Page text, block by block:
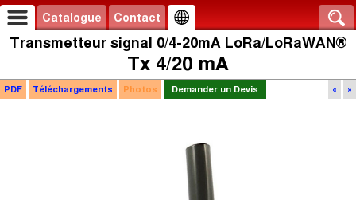
Catalogue Contact
Transmetteur signal 0/4-20mA LoRa/LoRaWAN®
Tx 4/20 mA
« »
PDF Téléchargements Photos Demander un Devis